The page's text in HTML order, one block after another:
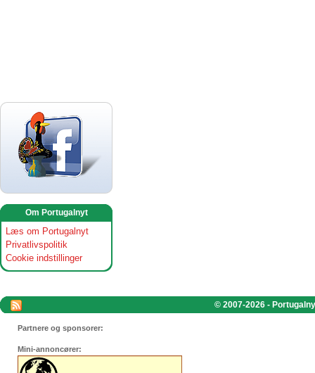
Om Portugalnyt
Læs om Portugalnyt
Privatlivspolitik
Cookie indstillinger
© 2007-2026 -
Partnere og sponsorer:
Mini-annoncører: